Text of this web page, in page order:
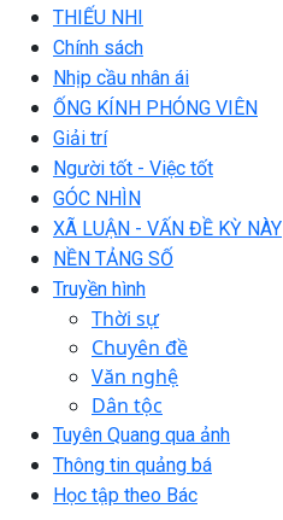
THIẾU NHI
Chính sách
Nhịp cầu nhân ái
ỐNG KÍNH PHÓNG VIÊN
Giải trí
Người tốt - Việc tốt
GÓC NHÌN
XÃ LUẬN - VẤN ĐỀ KỲ NÀY
NỀN TẢNG SỐ
Truyền hình
Thời sự
Chuyên đề
Văn nghệ
Dân tộc
Tuyên Quang qua ảnh
Thông tin quảng bá
Học tập theo Bác